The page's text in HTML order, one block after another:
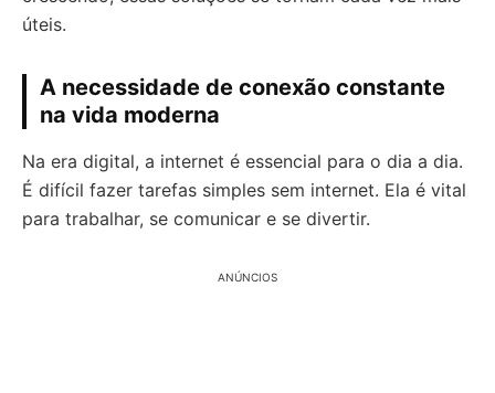
úteis.
A necessidade de conexão constante
na vida moderna
Na era digital, a internet é essencial para o dia a dia.
É difícil fazer tarefas simples sem internet. Ela é vital
para trabalhar, se comunicar e se divertir.
ANÚNCIOS